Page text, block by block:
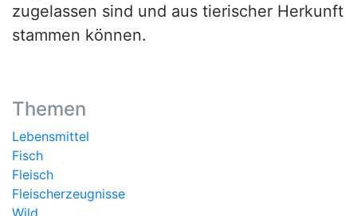
zugelassen sind und aus tierischer Herkunft
stammen können.
Themen
Lebensmittel
Fisch
Fleisch
Fleischerzeugnisse
Wild